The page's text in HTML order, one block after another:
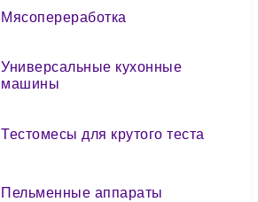
Мясопереработка
Универсальные кухонные
машины
Тестомесы для крутого теста
Пельменные аппараты